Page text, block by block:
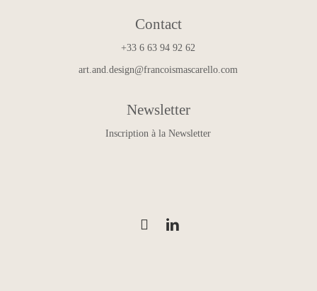
Contact
+33 6 63 94 92 62
art.and.design@francoismascarello.com
Newsletter
Inscription à la Newsletter